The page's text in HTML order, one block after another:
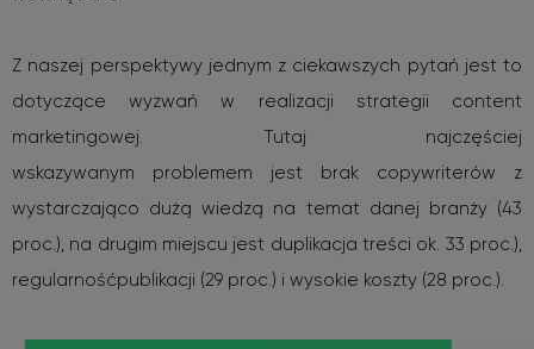
Z naszej perspektywy jednym z ciekawszych pytań jest to
dotyczące wyzwań w realizacji strategii content
marketingowej. Tutaj najczęściej
wskazywanym problemem jest brak copywriterów z
wystarczająco dużą wiedzą na temat danej branży (43
proc.), na drugim miejscu jest duplikacja treści ok. 33 proc.),
regularnośćpublikacji (29 proc.) i wysokie koszty (28 proc.).